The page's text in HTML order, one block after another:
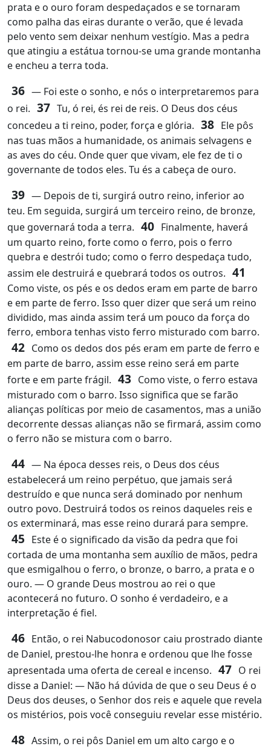
prata e o ouro foram despedaçados e se tornaram
como palha das eiras durante o verão, que é levada
pelo vento sem deixar nenhum vestígio. Mas a pedra
que atingiu a estátua tornou‑se uma grande montanha
e encheu a terra toda.
36 ― Foi este o sonho, e nós o interpretaremos para
o rei. 37 Tu, ó rei, és rei de reis. O Deus dos céus
concedeu a ti reino, poder, força e glória. 38 Ele pôs
nas tuas mãos a humanidade, os animais selvagens e
as aves do céu. Onde quer que vivam, ele fez de ti o
governante de todos eles. Tu és a cabeça de ouro.
39 ― Depois de ti, surgirá outro reino, inferior ao
teu. Em seguida, surgirá um terceiro reino, de bronze,
que governará toda a terra. 40 Finalmente, haverá
um quarto reino, forte como o ferro, pois o ferro
quebra e destrói tudo; como o ferro despedaça tudo,
assim ele destruirá e quebrará todos os outros. 41
Como viste, os pés e os dedos eram em parte de barro
e em parte de ferro. Isso quer dizer que será um reino
dividido, mas ainda assim terá um pouco da força do
ferro, embora tenhas visto ferro misturado com barro.
42 Como os dedos dos pés eram em parte de ferro e
em parte de barro, assim esse reino será em parte
forte e em parte frágil. 43 Como viste, o ferro estava
misturado com o barro. Isso significa que se farão
alianças políticas por meio de casamentos, mas a união
decorrente dessas alianças não se firmará, assim como
o ferro não se mistura com o barro.
44 ― Na época desses reis, o Deus dos céus
estabelecerá um reino perpétuo, que jamais será
destruído e que nunca será dominado por nenhum
outro povo. Destruirá todos os reinos daqueles reis e
os exterminará, mas esse reino durará para sempre.
45 Este é o significado da visão da pedra que foi
cortada de uma montanha sem auxílio de mãos, pedra
que esmigalhou o ferro, o bronze, o barro, a prata e o
ouro. ― O grande Deus mostrou ao rei o que
acontecerá no futuro. O sonho é verdadeiro, e a
interpretação é fiel.
46 Então, o rei Nabucodonosor caiu prostrado diante
de Daniel, prestou‑lhe honra e ordenou que lhe fosse
apresentada uma oferta de cereal e incenso. 47 O rei
disse a Daniel: ― Não há dúvida de que o seu Deus é o
Deus dos deuses, o Senhor dos reis e aquele que revela
os mistérios, pois você conseguiu revelar esse mistério.
48 Assim, o rei pôs Daniel em um alto cargo e o